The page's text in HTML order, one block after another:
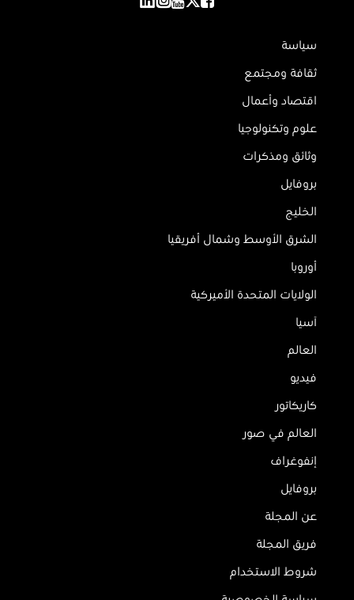
سياسة
ثقافة ومجتمع
اقتصاد وأعمال
علوم وتكنولوجيا
وثائق ومذكرات
بروفايل
الخليج
الشرق الأوسط وشمال أفريقيا
أوروبا
الولايات المتحدة الأميركية
آسيا
العالم
فيديو
كاريكاتور
العالم في صور
إنفوغراف
بروفايل
عن المجلة
فريق المجلة
شروط الاستخدام